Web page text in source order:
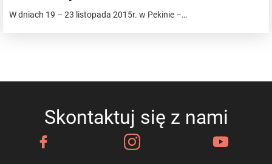
W dniach 19 – 23 listopada 2015r. w Pekinie –…
Skontaktuj się z nami